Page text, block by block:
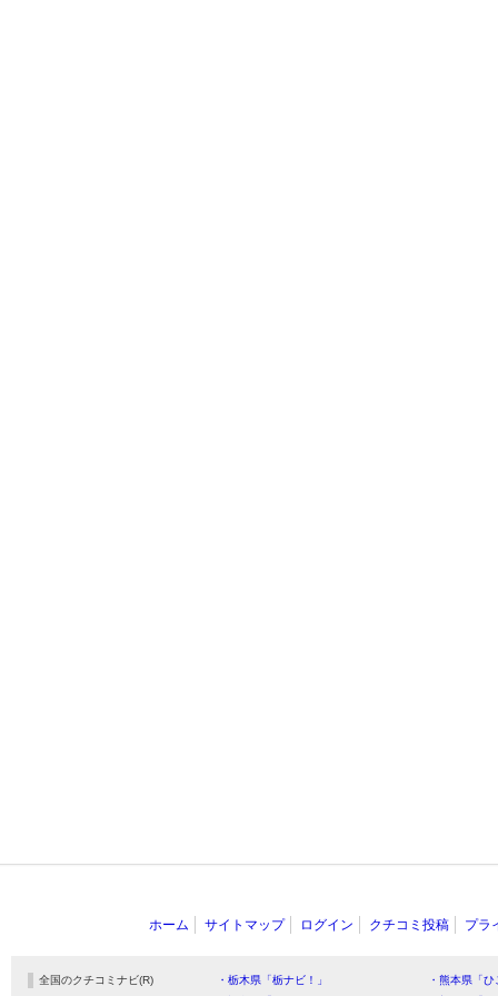
ホーム サイトマップ ログイン クチコミ投稿 プラ
全国のクチコミナビ(R) ・栃木県「栃ナビ！」
・熊本県「